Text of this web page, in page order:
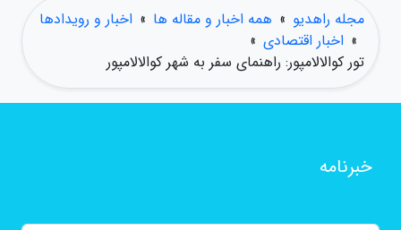
مجله راهدیو » همه اخبار و مقاله ها » اخبار و رویدادها
» اخبار اقتصادی »
تور کوالالامپور: راهنمای سفر به شهر کوالالامپور
خبرنامه